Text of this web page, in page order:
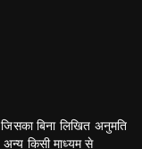
बिना लिखित अनुमति
किसी माध्यम से